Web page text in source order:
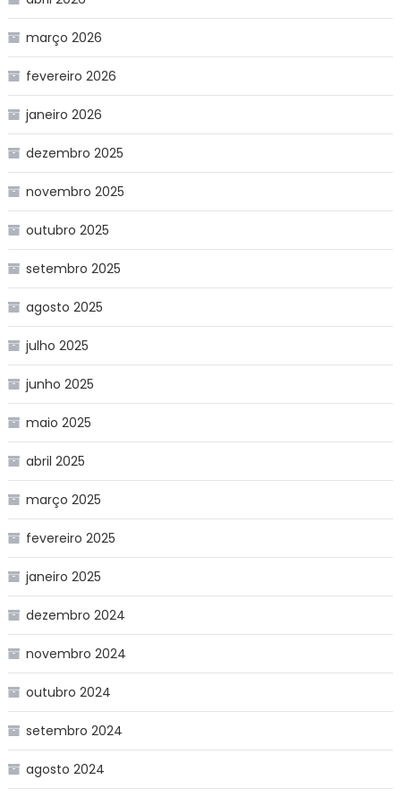
março 2026
fevereiro 2026
janeiro 2026
dezembro 2025
novembro 2025
outubro 2025
setembro 2025
agosto 2025
julho 2025
junho 2025
maio 2025
abril 2025
março 2025
fevereiro 2025
janeiro 2025
dezembro 2024
novembro 2024
outubro 2024
setembro 2024
agosto 2024